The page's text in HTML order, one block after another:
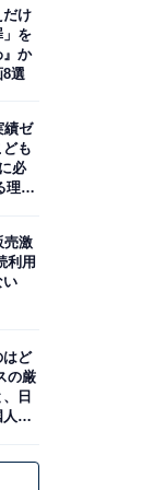
け
」を
か
8選
績ゼ
も
必
理想
売激
利用
い
はど
の厳
日
政